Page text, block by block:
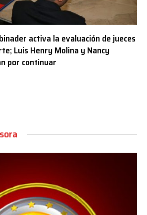
activa la evaluación de jueces
Luis Henry Molina y Nancy
por continuar